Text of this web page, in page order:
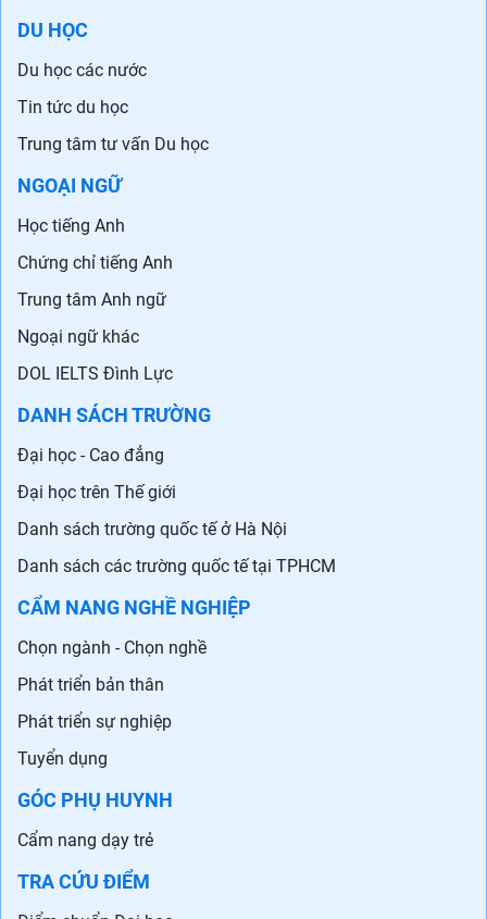
DU HỌC
Du học các nước
Tin tức du học
Trung tâm tư vấn Du học
NGOẠI NGỮ
Học tiếng Anh
Chứng chỉ tiếng Anh
Trung tâm Anh ngữ
Ngoại ngữ khác
DOL IELTS Đình Lực
DANH SÁCH TRƯỜNG
Đại học - Cao đẳng
Đại học trên Thế giới
Danh sách trường quốc tế ở Hà Nội
Danh sách các trường quốc tế tại TPHCM
CẨM NANG NGHỀ NGHIỆP
Chọn ngành - Chọn nghề
Phát triển bản thân
Phát triển sự nghiệp
Tuyển dụng
GÓC PHỤ HUYNH
Cẩm nang dạy trẻ
TRA CỨU ĐIỂM